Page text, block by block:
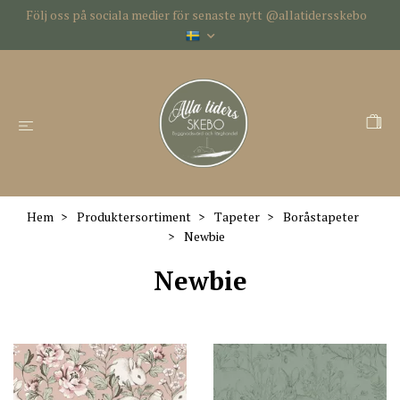
Följ oss på sociala medier för senaste nytt @allatidersskebo
Hem Produktersortiment Tapeter
Boråstapeter
Newbie
Newbie